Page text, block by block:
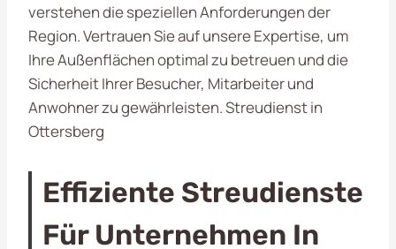
verstehen die speziellen Anforderungen der
Region. Vertrauen Sie auf unsere Expertise, um
Ihre Außenflächen optimal zu betreuen und die
Sicherheit Ihrer Besucher, Mitarbeiter und
Anwohner zu gewährleisten. Streudienst in
Ottersberg
Effiziente Streudienste
Für Unternehmen In